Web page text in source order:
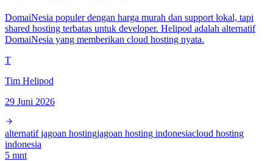
DomaiNesia populer dengan harga murah dan support lokal, tapi
shared hosting terbatas untuk developer. Helipod adalah alternatif
DomaiNesia yang memberikan cloud hosting nyata.
T
Tim Helipod
29 Juni 2026
alternatif jagoan hostingjagoan hosting indonesiacloud hosting
indonesia
5 mnt